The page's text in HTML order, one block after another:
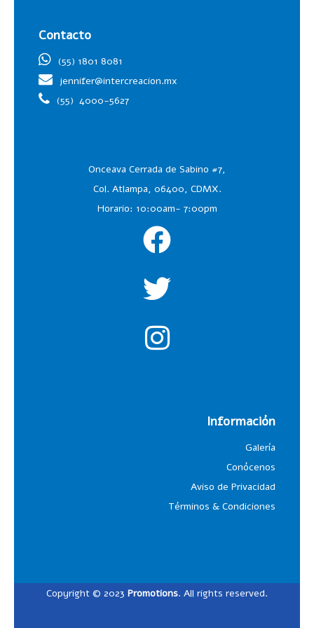
Contacto
(55) 1801 8081
jennifer@intercreacion.mx
(55) 4000-5627
Onceava Cerrada de Sabino #7,
Col. Atlampa, 06400, CDMX.
Horario: 10:00am- 7:00pm
Información
Galería
Conócenos
Aviso de Privacidad
Términos & Condiciones
Copyright © 2023 Promotions. All rights reserved.